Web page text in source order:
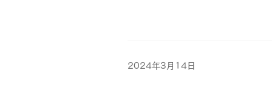
2024年3月14日